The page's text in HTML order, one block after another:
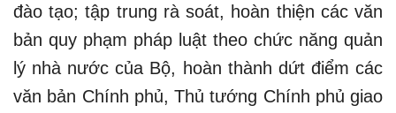
đào tạo; tập trung rà soát, hoàn thiện các văn
bản quy phạm pháp luật theo chức năng quản
lý nhà nước của Bộ, hoàn thành dứt điểm các
văn bản Chính phủ, Thủ tướng Chính phủ giao